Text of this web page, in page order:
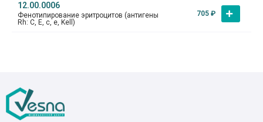
12.00.0006
Фенотипирование эритроцитов (антигены
Rh: C, E, c, e, Kell)
705 ₽